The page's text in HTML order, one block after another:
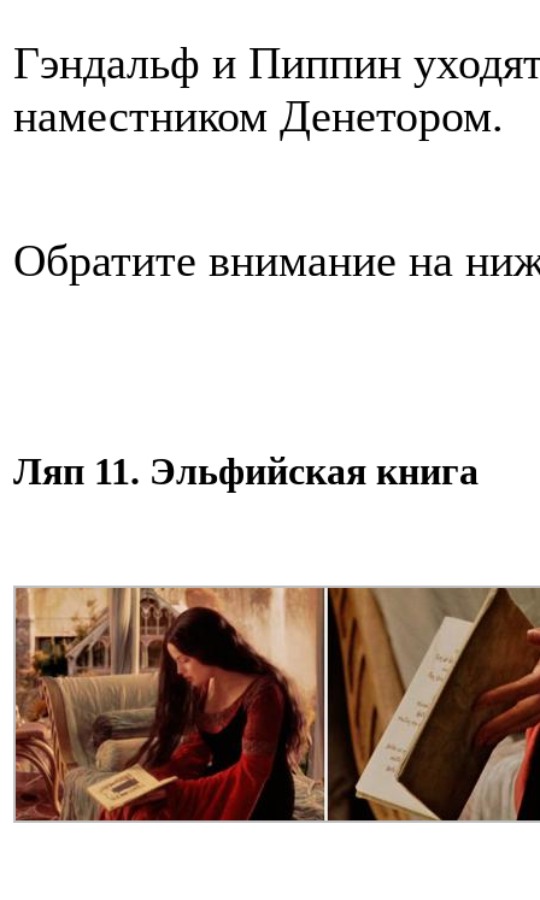
Гэндальф и Пиппин
наместником Денетором.
Обратите внимание на
Ляп 11. Эльфийская книга